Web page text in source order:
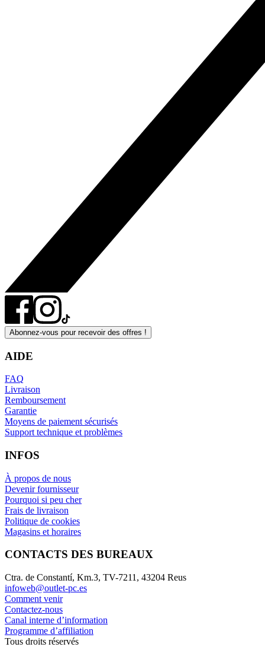
Abonnez-vous pour recevoir des offres !
AIDE
FAQ
Livraison
Remboursement
Garantie
Moyens de paiement sécurisés
Support technique et problèmes
INFOS
À propos de nous
Devenir fournisseur
Pourquoi si peu cher
Frais de livraison
Politique de cookies
Magasins et horaires
CONTACTS DES BUREAUX
Ctra. de Constantí, Km.3, TV-7211, 43204 Reus
infoweb@outlet-pc.es
Comment venir
Contactez-nous
Canal interne d’information
Programme d’affiliation
Tous droits réservés